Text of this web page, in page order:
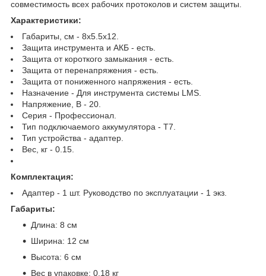
совместимость всех рабочих протоколов и систем защиты.
Характеристики:
Габариты, см - 8х5.5х12.
Защита инструмента и АКБ - есть.
Защита от короткого замыкания - есть.
Защита от перенапряжения - есть.
Защита от пониженного напряжения - есть.
Назначение - Для инструмента системы LMS.
Напряжение, В - 20.
Серия - Профессионал.
Тип подключаемого аккумулятора - T7.
Тип устройства - адаптер.
Вес, кг - 0.15.
Комплектация:
Адаптер - 1 шт. Руководство по эксплуатации - 1 экз.
Габариты:
Длина: 8 см
Ширина: 12 см
Высота: 6 см
Вес в упаковке: 0.18 кг